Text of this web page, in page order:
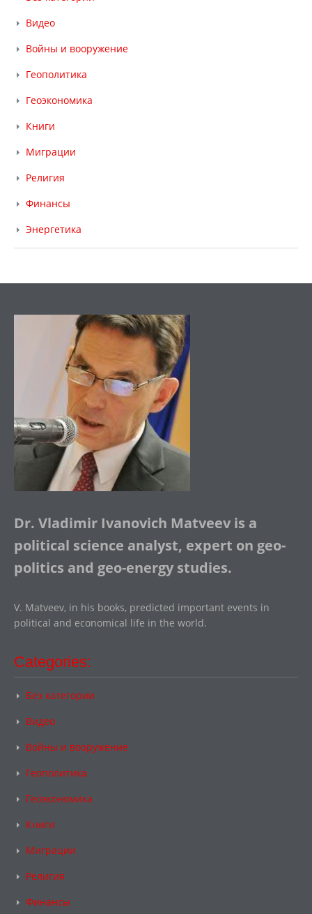
Видео
Войны и вооружение
Геополитика
Геоэкономика
Книги
Миграции
Религия
Финансы
Энергетика
Dr. Vladimir Ivanovich Matveev is a
political science analyst, expert on geo-
politics and geo-energy studies.
V. Matveev, in his books, predicted important events in
political and economical life in the world.
Categories:
Без категории
Видео
Войны и вооружение
Геополитика
Геоэкономика
Книги
Миграции
Религия
Финансы